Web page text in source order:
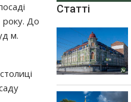
року. До
м.
Статті